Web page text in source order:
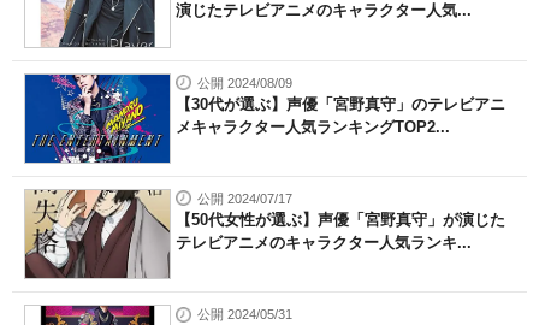
演じたテレビアニメのキャラクター人気...
公開 2024/08/09
【30代が選ぶ】声優「宮野真守」のテレビアニ
メキャラクター人気ランキングTOP2...
公開 2024/07/17
【50代女性が選ぶ】声優「宮野真守」が演じた
テレビアニメのキャラクター人気ランキ...
公開 2024/05/31